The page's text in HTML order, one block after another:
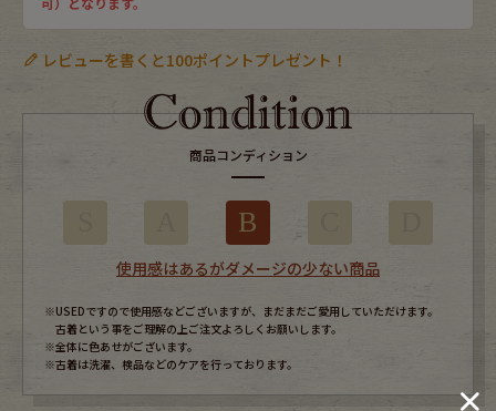
レビューを書くと100ポイントプレゼント！
商品コンディション
B
使用感はあるがダメージの少ない商品
※USEDですので使用感などございますが、まだまだご愛用していただけます。
古着という事をご理解の上ご注文よろしくお願いします。
※全体に色あせがございます。
※古着は洗濯、検品などのケアを行っております。